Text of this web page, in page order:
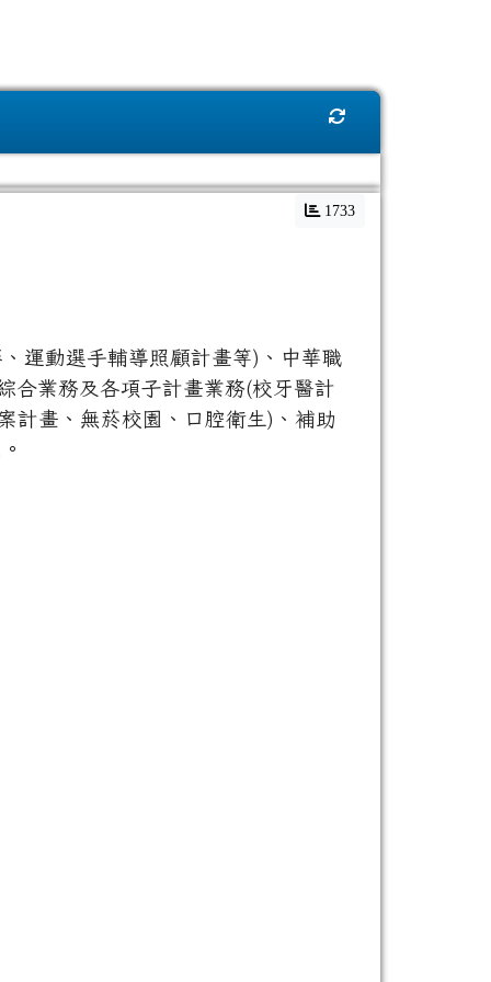
重新取得佈景設定
1733
運動選手輔導照顧計畫等)、中華職
合業務及各項子計畫業務(校牙醫計
計畫、無菸校園、口腔衛生)、補助